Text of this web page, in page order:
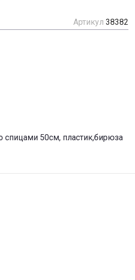
Артикул 38382
спицами 50см, пластик,бирюза